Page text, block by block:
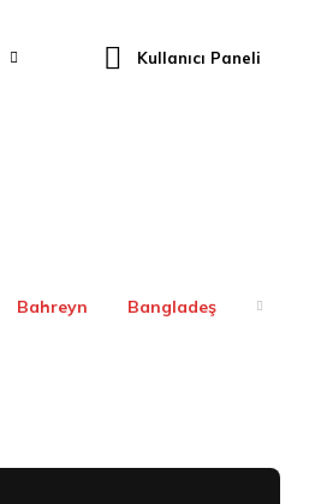
Kullanıcı Paneli
Bahreyn Bangladeş